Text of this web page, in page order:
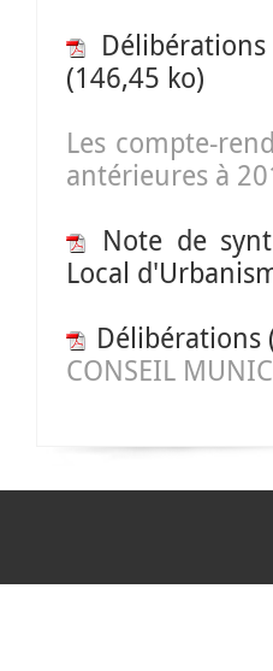
(146,45 ko)
Les compte-
antérieures à
Note de
Local
Délibérations
CONSEIL